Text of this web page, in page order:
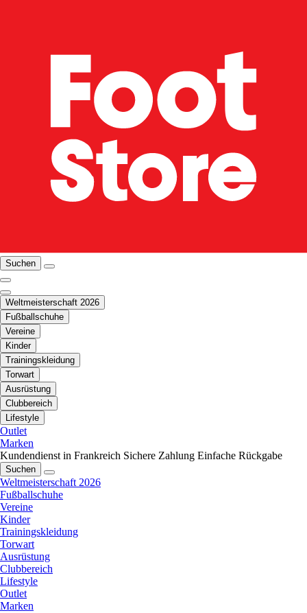
Suchen
Weltmeisterschaft 2026
Fußballschuhe
Vereine
Kinder
Trainingskleidung
Torwart
Ausrüstung
Clubbereich
Lifestyle
Outlet
Marken
Kundendienst in Frankreich Sichere Zahlung Einfache Rückgabe
Suchen
Weltmeisterschaft 2026
Fußballschuhe
Vereine
Kinder
Trainingskleidung
Torwart
Ausrüstung
Clubbereich
Lifestyle
Outlet
Marken